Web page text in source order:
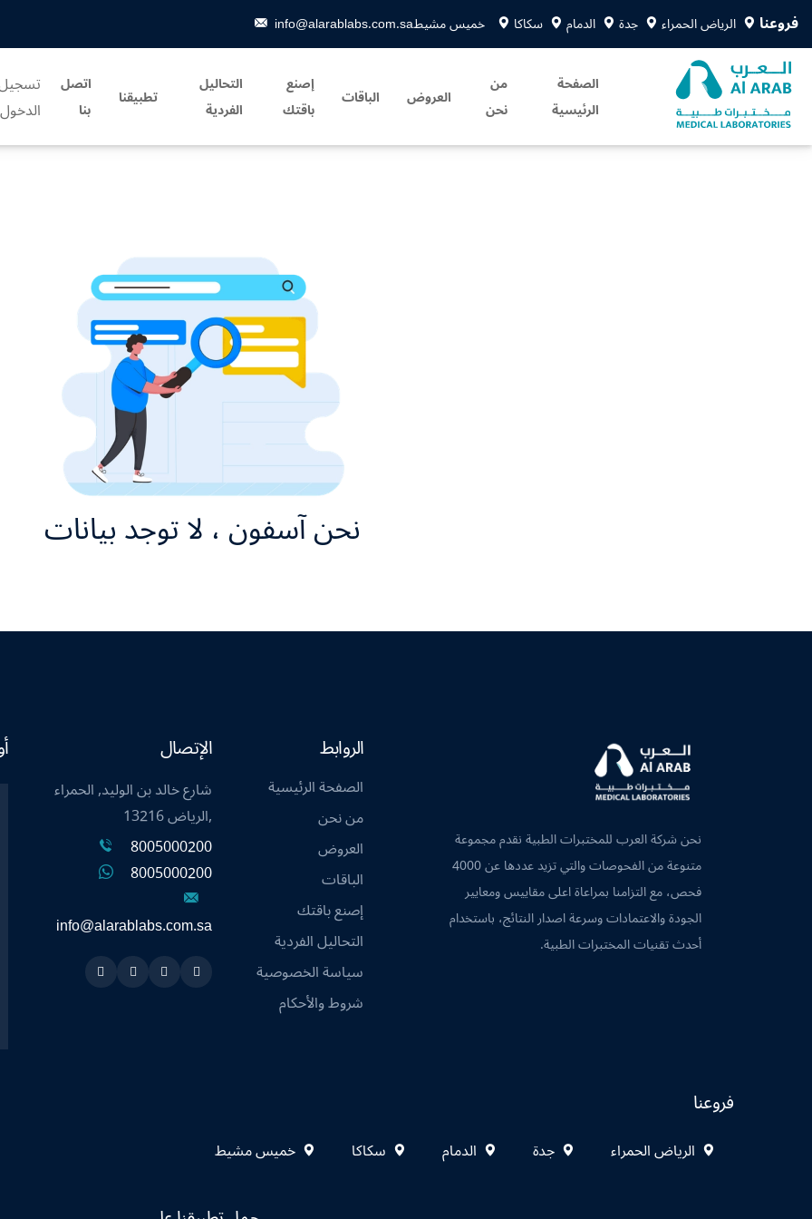
فروعنا الرياض الحمراء جدة الدمام سكاكا خميس مشيطinfo@alarablabs.com.sa
الصفحة
الرئيسية
من
نحن
العروض الباقات
إصنع
باقتك
التحاليل
الفردية
تطبيقنا
اتصل
بنا
الدخول
نحن آسفون ، لا توجد بيانات
نحن شركة العرب للمختبرات الطبية نقدم مجموعة
متنوعة من الفحوصات والتي تزيد عددها عن 4000
فحص، مع التزامنا بمراعاة اعلى مقاييس ومعايير
الجودة والاعتمادات وسرعة اصدار النتائج، باستخدام
أحدث تقنيات المختبرات الطبية.
الروابط
الصفحة الرئيسية
من نحن
العروض
الباقات
إصنع باقتك
التحاليل الفردية
سياسة الخصوصية
شروط والأحكام
الإتصال
شارع خالد بن الوليد, الحمراء
,الرياض 13216
8005000200
8005000200
info@alarablabs.com.sa
Snapchat
Twitter
Linkedin
Instagram
فروعنا
الرياض الحمراء جدة الدمام سكاكا خميس مشيط